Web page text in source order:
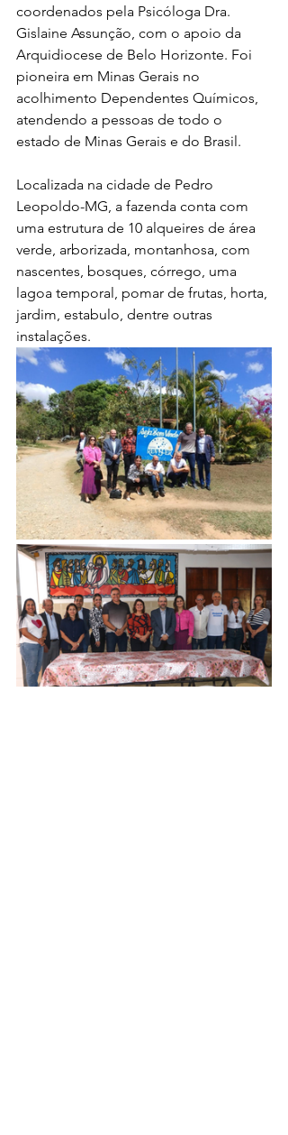
coordenados pela Psicóloga Dra.
Gislaine Assunção, com o apoio da
Arquidiocese de Belo Horizonte. Foi
pioneira em Minas Gerais no
acolhimento Dependentes Químicos,
atendendo a pessoas de todo o
estado de Minas Gerais e do Brasil.
Localizada na cidade de Pedro
Leopoldo-MG, a fazenda conta com
uma estrutura de 10 alqueires de área
verde, arborizada, montanhosa, com
nascentes, bosques, córrego, uma
lagoa temporal, pomar de frutas, horta,
jardim, estabulo, dentre outras
instalações.